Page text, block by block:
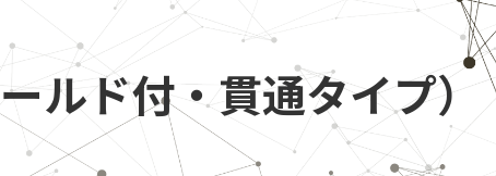
企業情報
会社概要
電材取扱商社一覧
ルド付・貫通タイプ）